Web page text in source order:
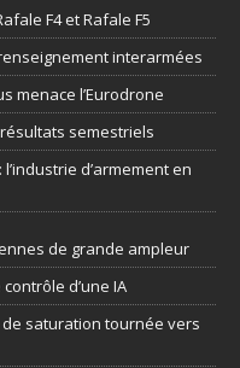
F4 et Rafale F5
interarmées
menace l’Eurodrone
semestriels
d’armement en
de grande ampleur
d’une IA
saturation tournée vers